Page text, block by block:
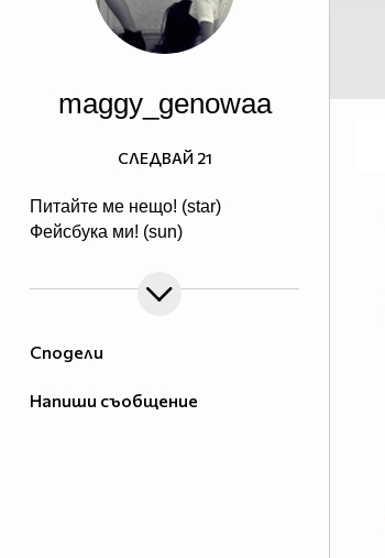
Сподели
Напиши съобщение
maggy_genowaa
Питайте ме нещо! (star)
Фейсбука ми! (sun)
СЛЕДВАЙ 21